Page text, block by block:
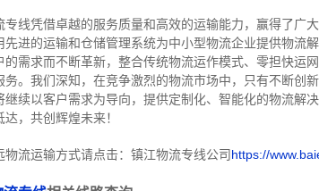
专线凭借卓越的服务质量和高效的运输能力，赢得了广大
先进的运输和仓储管理系统为中小型物流企业提供物流
的需求而不断革新，整合传统物流运作模式、零担快运
。 我们深知，在竞争激烈的物流市场中，只有不断创
继续以客户需求为导向，提供定制化、智能化的物流解
，共创辉煌未来！
物流运输方式请点击：镇江物流专线公司https://